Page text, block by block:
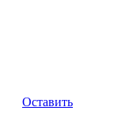
Оставить